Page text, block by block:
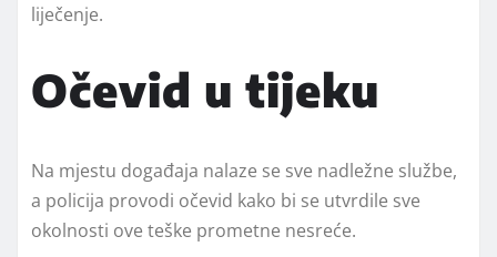
liječenje.
Očevid u tijeku
Na mjestu događaja nalaze se sve nadležne službe,
a policija provodi očevid kako bi se utvrdile sve
okolnosti ove teške prometne nesreće.